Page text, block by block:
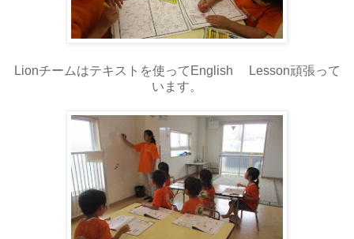
Lionチームはテキストを使ってEnglish Lesson頑張って
います。